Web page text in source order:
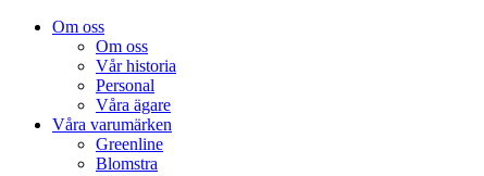
Om oss
Om oss
Vår historia
Personal
Våra ägare
Våra varumärken
Greenline
Blomstra